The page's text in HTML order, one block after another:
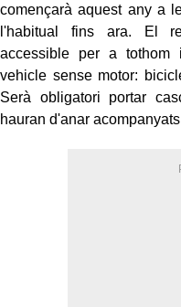
començarà aquest any a
l'habitual fins ara. El
accessible per a tothom
vehicle sense motor:
Serà obligatori portar
hauran d'anar